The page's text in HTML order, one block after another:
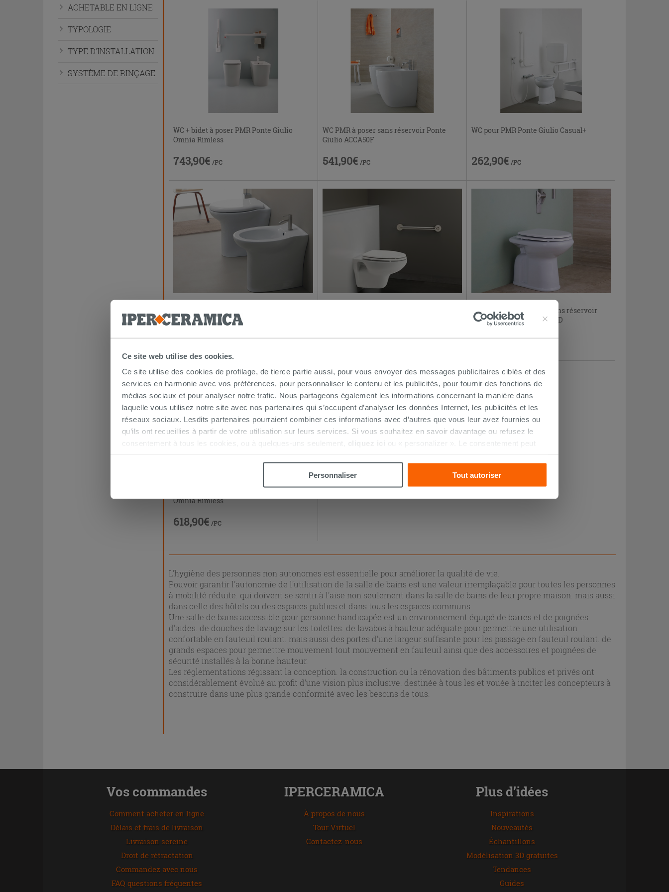
Ce site web utilise des cookies.
Ce site utilise des cookies de profilage, de tierce partie aussi, pour vous envoyer des messages publicitaires ciblés et des
services en harmonie avec vos préférences, pour personnaliser le contenu et les publicités, pour fournir des fonctions de
médias sociaux et pour analyser notre trafic. Nous partageons également les informations concernant la manière dans
laquelle vous utilisez notre site avec nos partenaires qui s’occupent d’analyser les données Internet, les publicités et les
réseaux sociaux. Lesdits partenaires pourraient combiner ces informations avec d’autres que vous leur avez fournies ou
qu’ils ont recueillies à partir de votre utilisation sur leurs services. Si vous souhaitez en savoir davantage ou refusez le
consentement à tous les cookies, ou à quelques-uns seulement,
cliquez ici ou « personalizer ». Le consentement peut
Personnaliser
Tout autoriser
développer
menu.
ACHETABLE EN LIGNE
TYPOLOGIE
TYPE D'INSTALLATION
SYSTÈME DE RINÇAGE
WC + bidet à poser PMR Ponte Giulio
Omnia Rimless
743,90€ /PC
WC PMR à poser sans réservoir Ponte
Giulio ACCA50F
541,90€ /PC
WC pour PMR Ponte Giulio Casual+
262,90€ /PC
Giulio ROSSARI2
548,90€ 379,90€
WC-BIDET PMR à poser sans réservoir
double fonction STANDARD
301,90€
WC + bidet suspendus PMR Ponte Giulio
Omnia Rimless
618,90€ /PC
L'hygiène des personnes non autonomes est essentielle pour améliorer la qualité de vie.
Pouvoir garantir l'autonomie de l'utilisation de la salle de bains est une valeur irremplaçable pour toutes les personnes
à mobilité réduite. qui doivent se sentir à l'aise non seulement dans la salle de bains de leur propre maison. mais aussi
dans celle des hôtels ou des espaces publics et dans tous les espaces communs.
Une salle de bains accessible pour personne handicapée est un environnement équipé de barres et de poignées
d'aides. de douches de lavage sur les toilettes. de lavabos à hauteur adéquate pour permettre une utilisation
confortable en fauteuil roulant. mais aussi des portes d'une largeur suffisante pour les passage en fauteuil roulant. de
grands espaces pour permettre mouvement tout mouvement en fauteuil ainsi que des accessoires et poignées de
sécurité installés à la bonne hauteur.
Les réglementations régissant la conception. la construction ou la rénovation des bâtiments publics et privés ont
considérablement évolué au profit d'une vision plus inclusive. destinée à tous les et vouée à inciter les concepteurs à
construire dans une plus grande conformité avec les besoins de tous.
Vos commandes
Comment acheter en ligne
Délais et frais de livraison
Livraison sereine
Droit de rétractation
Commandez avec nous
FAQ questions fréquentes
IPERCERAMICA
À propos de nous
Tour Virtuel
Contactez-nous
Plus d’idées
Inspirations
Nouveautés
Échantillons
Modélisation 3D gratuites
Tendances
Guides